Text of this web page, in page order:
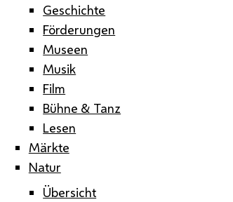
Geschichte
Förderungen
Museen
Musik
Film
Bühne & Tanz
Lesen
Märkte
Natur
Übersicht